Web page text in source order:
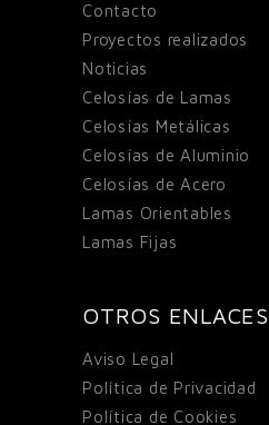
Contacto
Proyectos realizados
Noticias
Celosías de Lamas
Celosías Metálicas
Celosías de Aluminio
Celosías de Acero
Lamas Orientables
Lamas Fijas
OTROS ENLACES
Aviso Legal
Política de Privacidad
Política de Cookies